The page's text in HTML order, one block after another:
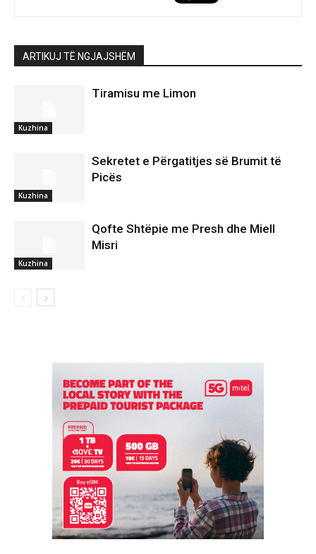
ARTIKUJ TË NGJAJSHËM
Kuzhina
Tiramisu me Limon
Kuzhina
Sekretet e Përgatitjes së Brumit të
Picës
Kuzhina
Qofte Shtëpie me Presh dhe Miell
Misri